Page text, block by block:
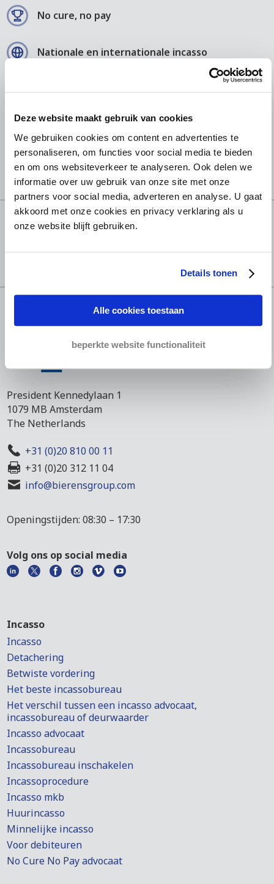
Deze website maakt gebruik van cookies
We gebruiken cookies om content en advertenties te
personaliseren, om functies voor social media te bieden
en om ons websiteverkeer te analyseren. Ook delen we
informatie over uw gebruik van onze site met onze
partners voor social media, adverteren en analyse. U gaat
akkoord met onze cookies en privacy verklaring als u
onze website blijft gebruiken.
Details tonen
Alle cookies toestaan
beperkte website functionaliteit
No cure, no pay
Nationale en internationale incasso
Echte middelen om druk te zetten op uw
debiteur
95% Succes score
Betrouwbare partner sinds 1952
President Kennedylaan 1
1079 MB Amsterdam
The Netherlands
+31 (0)20 810 00 11
+31 (0)20 312 11 04
info@bierensgroup.com
Openingstijden: 08:30 – 17:30
Volg ons op social media
Incasso
Incasso
Detachering
Betwiste vordering
Het beste incassobureau
Het verschil tussen een incasso advocaat,
incassobureau of deurwaarder
Incasso advocaat
Incassobureau
Incassobureau inschakelen
Incassoprocedure
Incasso mkb
Huurincasso
Minnelijke incasso
Voor debiteuren
No Cure No Pay advocaat